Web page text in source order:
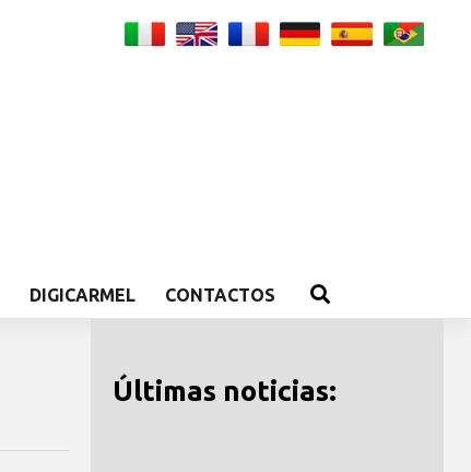
DIGICARMEL CONTACTOS
Últimas noticias: